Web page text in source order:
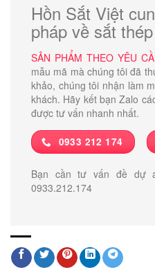
Hồn Sắt Việt
pháp về sắt thép
SẢN PHẨM THEO YÊU
mẫu mã mà chúng tôi đã
khảo, chúng tôi nhận làm
khách. Hãy kết bạn Zalo
được tư vấn nhanh nhất.
0933 212 174
Bạn cần tư vấn đề dự
0933.212.174